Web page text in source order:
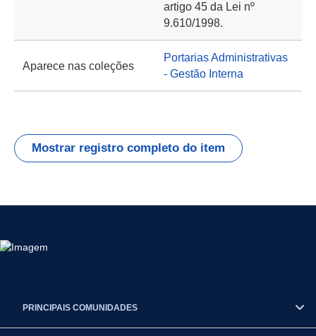
artigo 45 da Lei nº
9.610/1998.
Aparece nas coleções
Portarias Administrativas
- Gestão Interna
Mostrar registro completo do item
PRINCIPAIS COMUNIDADES